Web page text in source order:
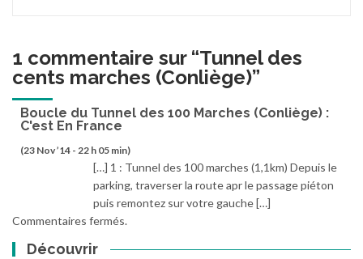
1 commentaire sur “Tunnel des
cents marches (Conliège)”
Boucle du Tunnel des 100 Marches (Conliège) :
C'est En France
(23 Nov ’14 - 22 h 05 min)
[…] 1 : Tunnel des 100 marches (1,1km) Depuis le
parking, traverser la route apr le passage piéton
puis remontez sur votre gauche […]
Commentaires fermés.
Découvrir